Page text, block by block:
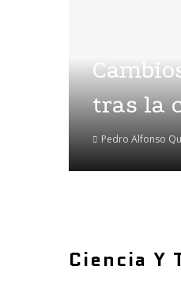
tras la
Pedro Alfonso
Ciencia Y